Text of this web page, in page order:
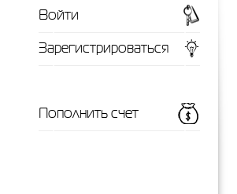
Войти
Зарегистрироваться
Пополнить счет